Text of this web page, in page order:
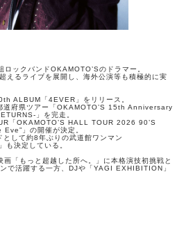
ックバンドOKAMOTO’Sのドラマー。
えるライブを展開し、海外公演等も積極的に実
ALBUM「4EVER」をリリース。
道府県ツアー「OKAMOTO’S 15th Anniversary
」を完走。
「OKAMOTO’S HALL TOUR 2026 90’S
」の開催が決定。
して約8年ぶりの武道館ワンマン
も決定している。
「もっと超越した所へ。」に本格演技初挑戦と
で活躍する一方、DJや「YAGI EXHIBITION」